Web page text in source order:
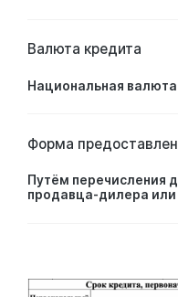
Валюта кредита
Национальная
Форма
Путём перечисления
продавца-дилера или